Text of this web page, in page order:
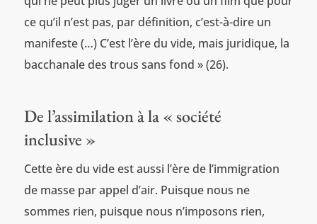
ce qu’il n’est pas, par définition, c’est-à-dire un
manifeste (…) C’est l’ère du vide, mais juridique, la
bacchanale des trous sans fond » (26).
De l’assimilation à la « société
inclusive »
Cette ère du vide est aussi l’ère de l’immigration
de masse par appel d’air. Puisque nous ne
sommes rien, puisque nous n’imposons rien,